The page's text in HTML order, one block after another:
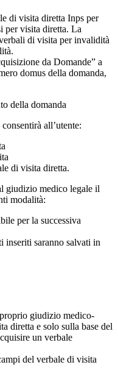
di visita diretta Inps per
per visita diretta. La
di visita per invalidità
da Domande” a
domus della domanda,
della domanda
all’utente:
di visita diretta.
giudizio medico legale il
modalità:
per la successiva
inseriti saranno salvati in
giudizio medico-
diretta e solo sulla base del
un verbale
del verbale di visita